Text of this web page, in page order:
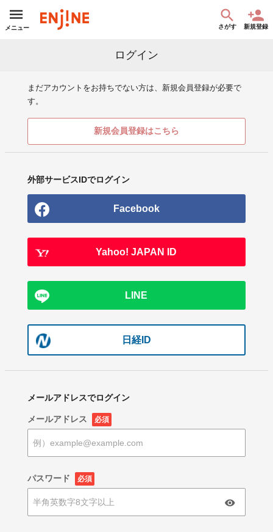
メニュー さがす 新規登録
ログイン
まだアカウントをお持ちでない方は、新規会員登録が必要で
す。
新規会員登録はこちら
外部サービスIDでログイン
Facebook
Yahoo! JAPAN ID
LINE
日経ID
メールアドレスでログイン
メールアドレス 必須
パスワード 必須